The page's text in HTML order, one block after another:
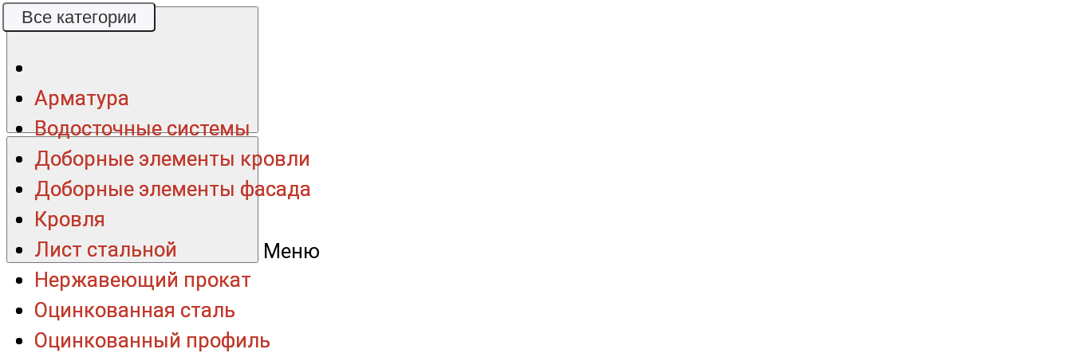
Меню
Все категории
Арматура
Водосточные системы
Доборные элементы кровли
Доборные элементы фасада
Кровля
Лист стальной
Нержавеющий прокат
Оцинкованная сталь
Оцинкованный профиль
Все категории
Арматура
Водосточные системы
Доборные элементы кровли
Доборные элементы фасада
Кровля
Лист стальной
Нержавеющий прокат
Оцинкованная сталь
Оцинкованный профиль